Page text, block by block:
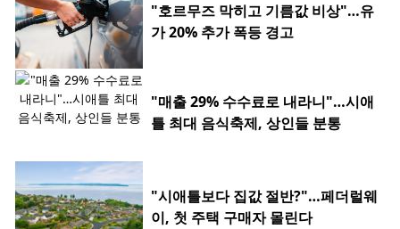
"호르무즈 막히고 기름값 비상"…유
가 20% 추가 폭등 경고
"매출 29% 수수료로 내라니"…시애
틀 최대 음식축제, 상인들 분통
"시애틀보다 집값 절반?"…페더럴웨
이, 첫 주택 구매자 몰린다